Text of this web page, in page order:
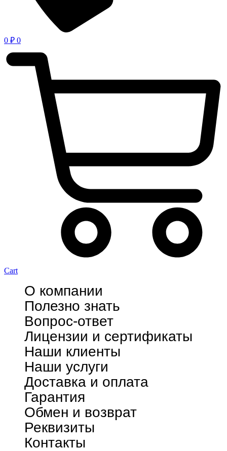
0 ₽ 0
Cart
О компании
Полезно знать
Вопрос-ответ
Лицензии и сертификаты
Наши клиенты
Наши услуги
Доставка и оплата
Гарантия
Обмен и возврат
Реквизиты
Контакты